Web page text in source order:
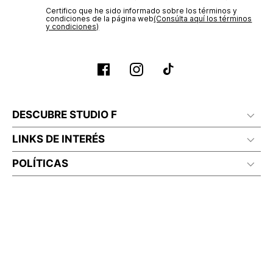
Certifico que he sido informado sobre los términos y
condiciones de la página web‎(Consúlta aquí los términos
y condiciones)
DESCUBRE STUDIO F
LINKS DE INTERÉS
POLÍTICAS